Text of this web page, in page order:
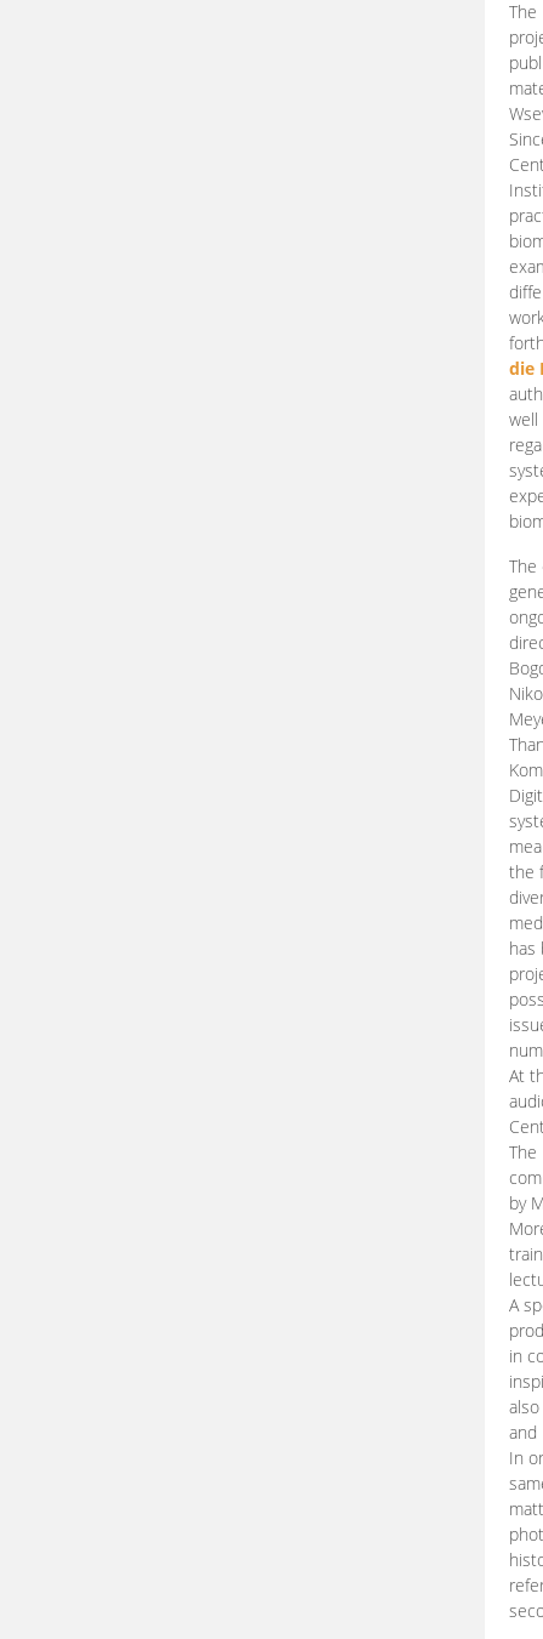
die
well
The
the
has
At
The
by
A
in
and
In